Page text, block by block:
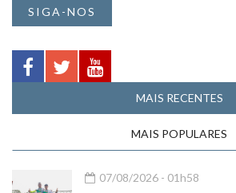
SIGA-NOS
MAIS RECENTES
MAIS POPULARES
07/08/2026 - 01h58